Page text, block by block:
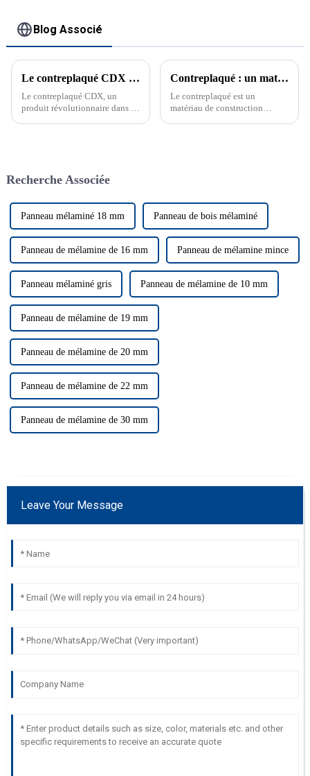
Blog Associé
Le contreplaqué CDX révolutionne l'industrie de la construction
Le contreplaqué CDX, un
produit révolutionnaire dans le
Contreplaqué : un matériau de construction polyvalent et fiable
Le contreplaqué est un
matériau de construction
avantages...
Recherche Associée
Panneau mélaminé 18 mm Panneau de bois mélaminé
Panneau de mélamine de 16 mm Panneau de mélamine mince
Panneau mélaminé gris Panneau de mélamine de 10 mm
Panneau de mélamine de 19 mm
Panneau de mélamine de 20 mm
Panneau de mélamine de 22 mm
Panneau de mélamine de 30 mm
Leave Your Message